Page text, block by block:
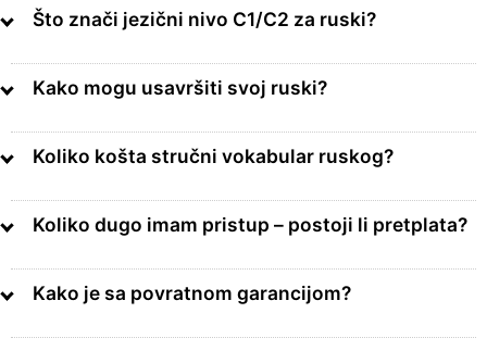
Što znači jezični nivo C1/C2 za ruski?
Kako mogu usavršiti svoj ruski?
Koliko košta stručni vokabular ruskog?
Koliko dugo imam pristup – postoji li pretplata?
Kako je sa povratnom garancijom?